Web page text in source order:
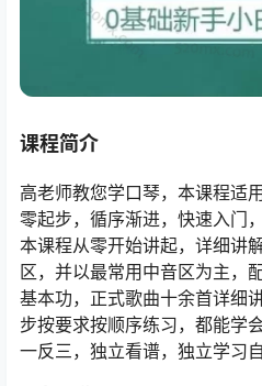
课程简介
高老师教您学口琴，本课程适
零起步，循序渐进，快速入门
本课程从零开始讲起，详细讲
区，并以最常用中音区为主，
基本功，正式歌曲十余首详细
步按要求按顺序练习，都能学
一反三，独立看谱，独立学习